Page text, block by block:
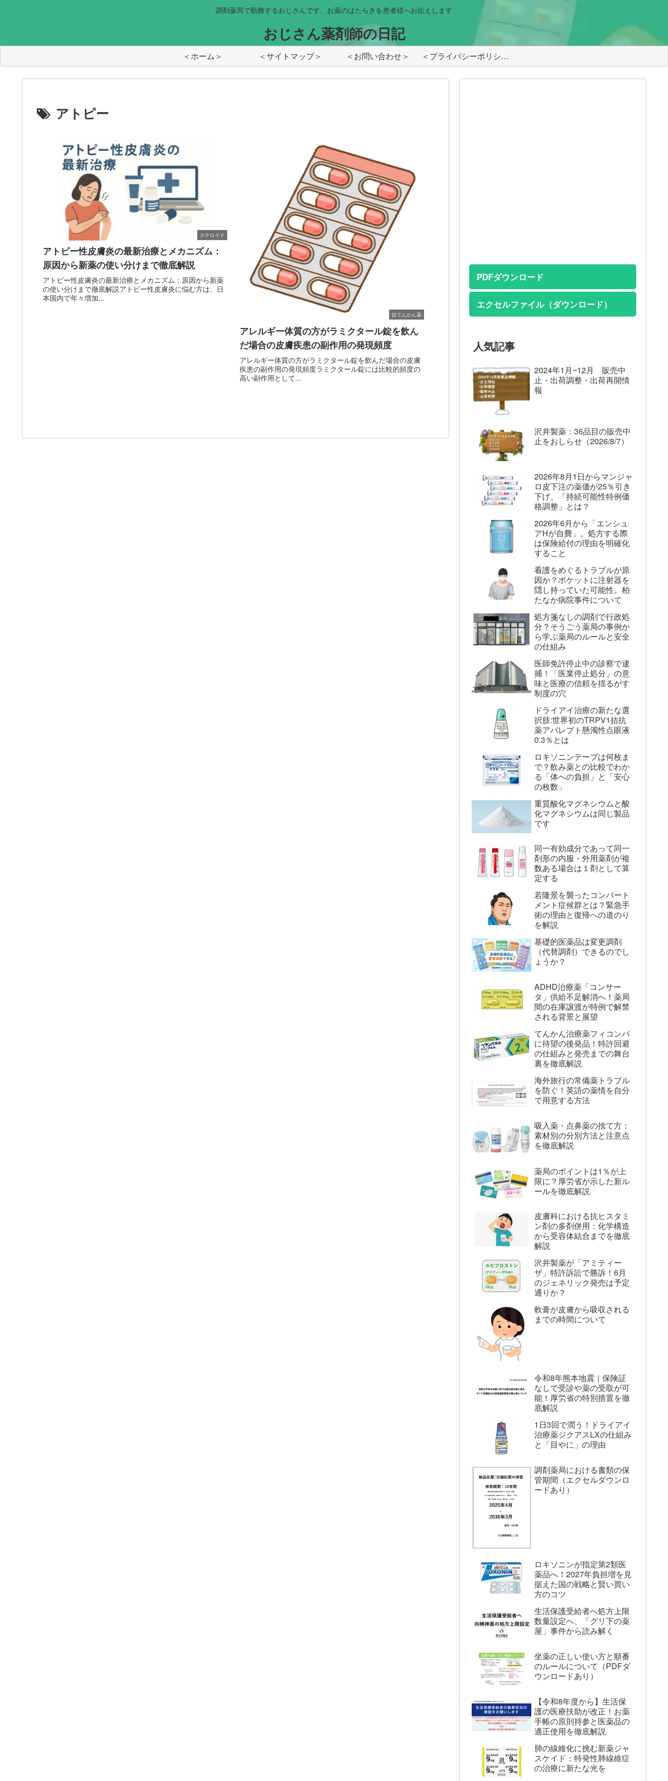
調剤薬局で勤務するおじさんです。お薬のはたらきを患者様へお伝えします
おじさん薬剤師の日記
＜ホーム＞ ＜サイトマップ＞ ＜お問い合わせ＞ ＜プライバシーポリシー＞
アトピー
ステロイド
アトピー性皮膚炎の最新治療とメカニズム：
原因から新薬の使い分けまで徹底解説
アトピー性皮膚炎の最新治療とメカニズム：原因から新薬
の使い分けまで徹底解説アトピー性皮膚炎に悩む方は、日
本国内で年々増加...
抗てんかん薬
アレルギー体質の方がラミクタール錠を飲ん
だ場合の皮膚疾患の副作用の発現頻度
アレルギー体質の方がラミクタール錠を飲んだ場合の皮膚
疾患の副作用の発現頻度ラミクタール錠には比較的頻度の
高い副作用として...
PDFダウンロード
エクセルファイル（ダウンロード）
人気記事
2024年1月~12月 販売中
止・出荷調整・出荷再開情
報
沢井製薬：36品目の販売中
止をおしらせ（2026/8/7）
2026年8月1日からマンジャ
ロ皮下注の薬価が25％引き
下げ。「持続可能性特例価
格調整」とは？
2026年6月から「エンシュ
アHが自費」。処方する際
は保険給付の理由を明確化
すること
看護をめぐるトラブルが原
因か？ポケットに注射器を
隠し持っていた可能性。柏
たなか病院事件について
処方箋なしの調剤で行政処
分？そうごう薬局の事例か
ら学ぶ薬局のルールと安全
の仕組み
医師免許停止中の診察で逮
捕！「医業停止処分」の意
味と医療の信頼を揺るがす
制度の穴
ドライアイ治療の新たな選
択肢:世界初のTRPV1拮抗
薬アバレプト懸濁性点眼液
0.3％とは
ロキソニンテープは何枚ま
で？飲み薬との比較でわか
る「体への負担」と「安心
の枚数」
重質酸化マグネシウムと酸
化マグネシウムは同じ製品
です
同一有効成分であって同一
剤形の内服・外用薬剤が複
数ある場合は１剤として算
定する
若隆景を襲ったコンパート
メント症候群とは？緊急手
術の理由と復帰への道のり
を解説
基礎的医薬品は変更調剤
（代替調剤）できるのでし
ょうか？
ADHD治療薬「コンサー
タ」供給不足解消へ！薬局
間の在庫譲渡が特例で解禁
される背景と展望
てんかん治療薬フィコンパ
に待望の後発品！特許回避
の仕組みと発売までの舞台
裏を徹底解説
海外旅行の常備薬トラブル
を防ぐ！英語の薬情を自分
で用意する方法
吸入薬・点鼻薬の捨て方：
素材別の分別方法と注意点
を徹底解説
薬局のポイントは1％が上
限に？厚労省が示した新ル
ールを徹底解説
皮膚科における抗ヒスタミ
ン剤の多剤併用：化学構造
から受容体結合までを徹底
解説
沢井製薬が「アミティー
ザ」特許訴訟で勝訴！6月
のジェネリック発売は予定
通りか？
軟膏が皮膚から吸収される
までの時間について
令和8年熊本地震｜保険証
なしで受診や薬の受取が可
能！厚労省の特別措置を徹
底解説
1日3回で潤う！ドライアイ
治療薬ジクアスLXの仕組み
と「目やに」の理由
調剤薬局における書類の保
管期間（エクセルダウンロ
ードあり）
ロキソニンが指定第2類医
薬品へ！2027年負担増を見
据えた国の戦略と賢い買い
方のコツ
生活保護受給者へ処方上限
数量設定へ、「グリ下の薬
屋」事件から読み解く
坐薬の正しい使い方と順番
のルールについて（PDFダ
ウンロードあり）
【令和8年度から】生活保
護の医療扶助が改正！お薬
手帳の原則持参と医薬品の
適正使用を徹底解説
肺の線維化に挑む新薬ジャ
スケイド：特発性肺線維症
の治療に新たな光を